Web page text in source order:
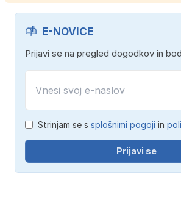
E-NOVICE
Prijavi se na pregled dogodkov in
Strinjam se s splošnimi pogoji in
Prijavi se